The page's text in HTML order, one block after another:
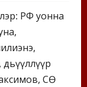
РФ уонна
СӨ